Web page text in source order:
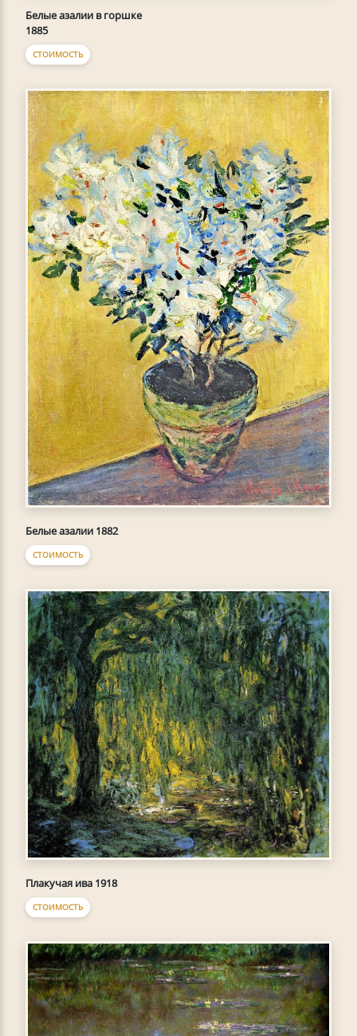
Белые азалии в горшке
1885
СТОИМОСТЬ
Белые азалии 1882
СТОИМОСТЬ
Плакучая ива 1918
СТОИМОСТЬ